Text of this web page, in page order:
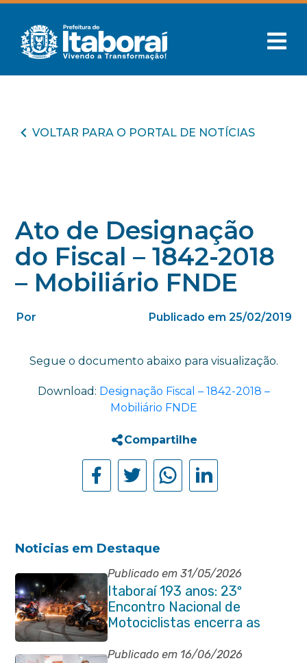
VOLTAR PARA O PORTAL DE NOTÍCIAS
Ato de Designação
do Fiscal – 1842-2018
– Mobiliário FNDE
Por Publicado em 25/02/2019
Segue o documento abaixo para visualização.
Download: Designação Fiscal – 1842-2018 –
Mobiliário FNDE
Compartilhe
Noticias em Destaque
Publicado em 31/05/2026
Itaboraí 193 anos: 23º
Encontro Nacional de
Motociclistas encerra as
comemorações do
aniversário da cidade
Publicado em 16/06/2026